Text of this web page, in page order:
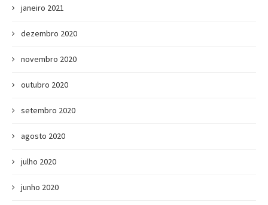
janeiro 2021
dezembro 2020
novembro 2020
outubro 2020
setembro 2020
agosto 2020
julho 2020
junho 2020